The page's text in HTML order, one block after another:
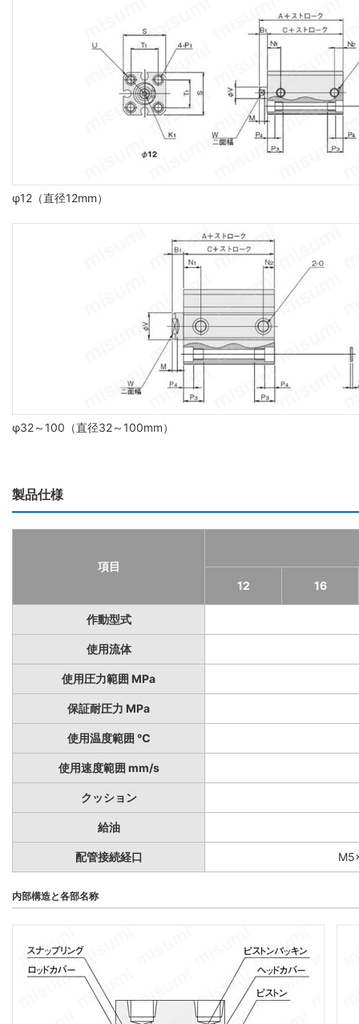
φ12（直径12mm）
φ32～100（直径32～100mm）
製品仕様
項目
12
16
作動型式
使用流体
使用圧力範囲 MPa
保証耐圧力 MPa
使用温度範囲 ℃
使用速度範囲 mm/s
クッション
給油
配管接続経口
内部構造と各部名称